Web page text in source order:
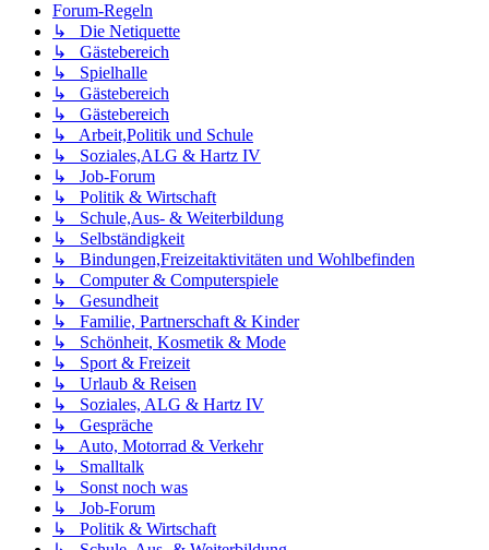
Forum-Regeln
↳ Die Netiquette
↳ Gästebereich
↳ Spielhalle
↳ Gästebereich
↳ Gästebereich
↳ Arbeit,Politik und Schule
↳ Soziales,ALG & Hartz IV
↳ Job-Forum
↳ Politik & Wirtschaft
↳ Schule,Aus- & Weiterbildung
↳ Selbständigkeit
↳ Bindungen,Freizeitaktivitäten und Wohlbefinden
↳ Computer & Computerspiele
↳ Gesundheit
↳ Familie, Partnerschaft & Kinder
↳ Schönheit, Kosmetik & Mode
↳ Sport & Freizeit
↳ Urlaub & Reisen
↳ Soziales, ALG & Hartz IV
↳ Gespräche
↳ Auto, Motorrad & Verkehr
↳ Smalltalk
↳ Sonst noch was
↳ Job-Forum
↳ Politik & Wirtschaft